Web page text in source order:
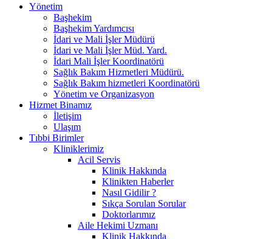
Yönetim
Başhekim
Başhekim Yardımcısı
İdari ve Mali İşler Müdürü
İdari ve Mali İşler Müd. Yard.
İdari Mali İşler Koordinatörü
Sağlık Bakım Hizmetleri Müdürü.
Sağlık Bakım hizmetleri Koordinatörü
Yönetim ve Organizasyon
Hizmet Binamız
İletişim
Ulaşım
Tıbbi Birimler
Kliniklerimiz
Acil Servis
Klinik Hakkında
Klinikten Haberler
Nasıl Gidilir ?
Sıkça Sorulan Sorular
Doktorlarımız
Aile Hekimi Uzmanı
Klinik Hakkında